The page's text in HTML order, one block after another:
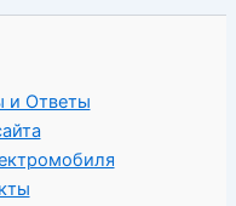
и Ответы